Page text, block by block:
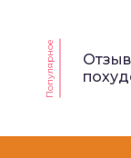
Популярное